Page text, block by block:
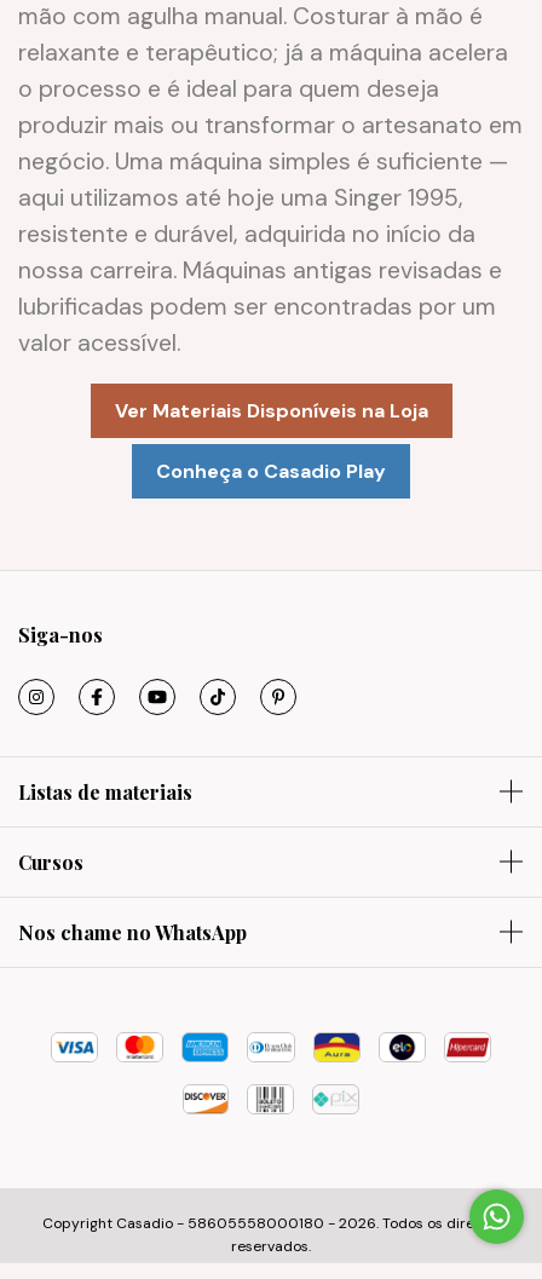
mão com agulha manual. Costurar à mão é
relaxante e terapêutico; já a máquina acelera
o processo e é ideal para quem deseja
produzir mais ou transformar o artesanato em
negócio. Uma máquina simples é suficiente —
aqui utilizamos até hoje uma Singer 1995,
resistente e durável, adquirida no início da
nossa carreira. Máquinas antigas revisadas e
lubrificadas podem ser encontradas por um
valor acessível.
Ver Materiais Disponíveis na Loja
Conheça o Casadio Play
Siga-nos
Listas de materiais
Cursos
Nos chame no WhatsApp
Copyright Casadio - 58605558000180 - 2026. Todos os direitos
reservados.